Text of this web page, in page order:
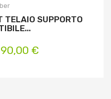
TELAIO SUPPORTO
90,00 €